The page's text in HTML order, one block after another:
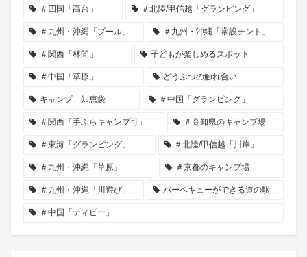
＃四国「高台」 ＃北陸/甲信越「グランピング」
＃九州・沖縄「プール」 ＃九州・沖縄「常設テント」
＃関西「林間」 子どもが楽しめるスポット
＃中国「草原」 どうぶつの触れ合い
キャンプ 知恵袋 ＃中国「グランピング」
＃関西「手ぶらキャンプ可」 ＃高知県のキャンプ場
＃東海「グランピング」 ＃北陸/甲信越「川岸」
＃九州・沖縄「草原」 ＃京都のキャンプ場
＃九州・沖縄「川遊び」 バーベキューができる道の駅
＃中国「ティピー」